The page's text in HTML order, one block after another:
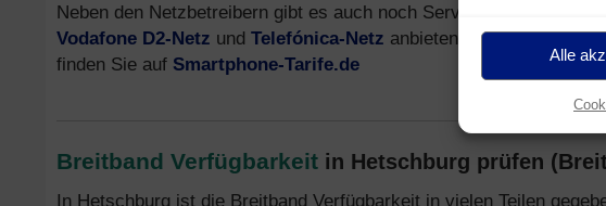
Alle
Neben den Netzbetreibern gibt es auch noch Service-Provider,
Vodafone D2-Netz und Telefónica-Netz anbieten. Informationen
finden Sie auf Smartphone-Tarife.de
Breitband Verfügbarkeit in Hetschburg prüfen
In Hetschburg ist die Breitband Verfügbarkeit in vielen Teilen